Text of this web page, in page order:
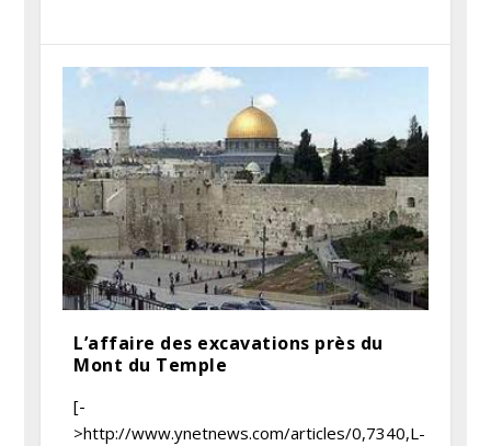
L’affaire des excavations près du
Mont du Temple
[-
>http://www.ynetnews.com/articles/0,7340,L-